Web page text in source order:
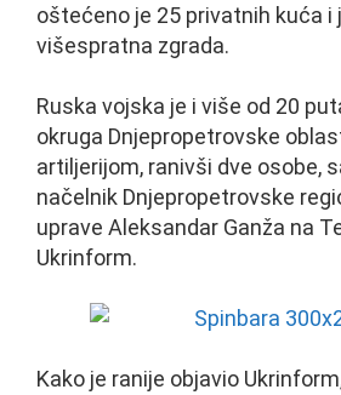
oštećeno je 25 privatnih kuća i
višespratna zgrada.
Ruska vojska je i više od 20
okruga Dnjepropetrovske
artiljerijom, ranivši dve osobe,
načelnik Dnjepropetrovske
uprave Aleksandar Ganža na
Ukrinform.
Kako je ranije objavio